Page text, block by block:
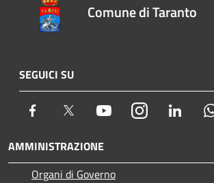
Comune di Taranto
SEGUICI SU
Facebook Twitter YoutubeInstagram
AMMINISTRAZIONE
Organi di Governo